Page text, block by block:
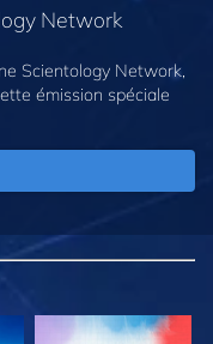
Network
Scientology Network,
émission spéciale